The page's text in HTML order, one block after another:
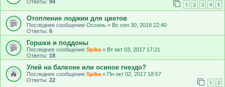
Ответы: 94 1 2 3 4 5
Отопление лоджии для цветов
Последнее сообщение Оссень « Вс сен 30, 2018 22:40
Ответы: 6
Горшки и поддоны
Последнее сообщение Spika « Вт окт 03, 2017 17:21
Ответы: 18
Улей на балконе или осиное гнездо?
Последнее сообщение Spika « Пн окт 02, 2017 18:57
Ответы: 22 1 2